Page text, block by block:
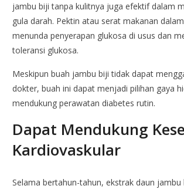
jambu biji tanpa kulitnya juga efektif dalam
gula darah. Pektin atau serat makanan
menunda penyerapan glukosa di usus dan
toleransi glukosa.
Meskipun buah jambu biji tidak dapat
dokter, buah ini dapat menjadi pilihan gaya
mendukung perawatan diabetes rutin.
Dapat Mendukung
Kardiovaskular
Selama bertahun-tahun, ekstrak daun